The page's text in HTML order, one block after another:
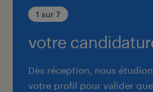
1 sur 7
votre
Dès réception, nous
votre profil pour valider que